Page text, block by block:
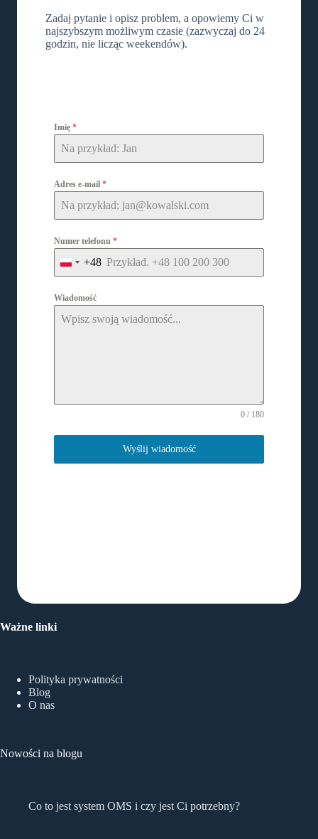
Zadaj pytanie i opisz problem, a opowiemy Ci w
najszybszym możliwym czasie (zazwyczaj do 24
godzin, nie licząc weekendów).
Imię *
Adres e-mail *
Numer telefonu *
P
o
a
n
+48
Wiadomość
0 / 180
Wyślij wiadomość
Ważne linki
Polityka prywatności
Blog
O nas
Nowości na blogu
Co to jest system OMS i czy jest Ci potrzebny?